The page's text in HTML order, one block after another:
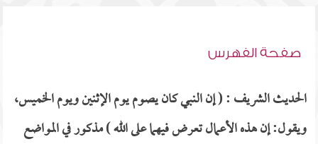
صفحة الفهرس
الحديث الشريف : ( إن النبي كان يصوم يوم الإثنين ويوم الخميس،
ويقول: إن هذه الأعمال تعرض فيهما على الله ) مذكور في المواضع